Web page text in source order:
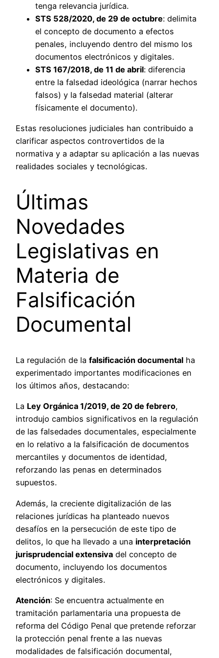
tenga relevancia jurídica.
STS 528/2020, de 29 de octubre: delimita
el concepto de documento a efectos
penales, incluyendo dentro del mismo los
documentos electrónicos y digitales.
STS 167/2018, de 11 de abril: diferencia
entre la falsedad ideológica (narrar hechos
falsos) y la falsedad material (alterar
físicamente el documento).
Estas resoluciones judiciales han contribuido a
clarificar aspectos controvertidos de la
normativa y a adaptar su aplicación a las nuevas
realidades sociales y tecnológicas.
Últimas
Novedades
Legislativas en
Materia de
Falsificación
Documental
La regulación de la falsificación documental ha
experimentado importantes modificaciones en
los últimos años, destacando:
La Ley Orgánica 1/2019, de 20 de febrero,
introdujo cambios significativos en la regulación
de las falsedades documentales, especialmente
en lo relativo a la falsificación de documentos
mercantiles y documentos de identidad,
reforzando las penas en determinados
supuestos.
Además, la creciente digitalización de las
relaciones jurídicas ha planteado nuevos
desafíos en la persecución de este tipo de
delitos, lo que ha llevado a una interpretación
jurisprudencial extensiva del concepto de
documento, incluyendo los documentos
electrónicos y digitales.
Atención: Se encuentra actualmente en
tramitación parlamentaria una propuesta de
reforma del Código Penal que pretende reforzar
la protección penal frente a las nuevas
modalidades de falsificación documental,